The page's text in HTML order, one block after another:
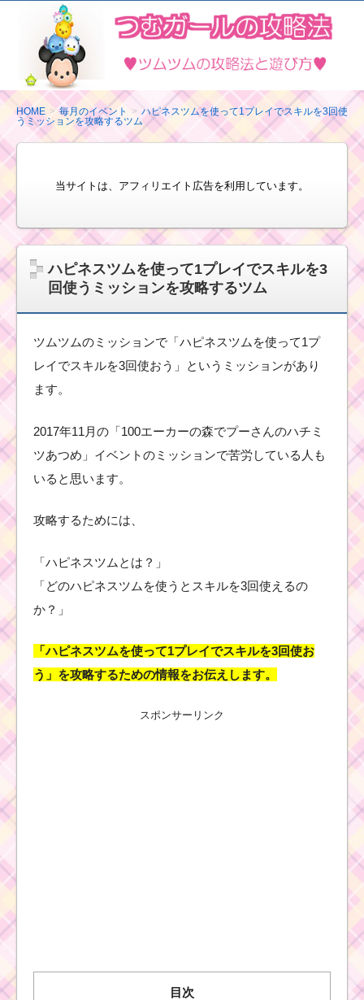
ム
ツ
ム
の
攻
略
び
方
HOME 毎月のイベント
ハピネスツムを使って1プレイでスキルを3回使
うミッションを攻略するツム
当サイトは、アフィリエイト広告を利用しています。
ハピネスツムを使って1プレイでスキルを3
回使うミッションを攻略するツム
ツムツムのミッションで「ハピネスツムを使って1プ
レイでスキルを3回使おう」というミッションがあり
ます。
2017年11月の「100エーカーの森でプーさんのハチミ
ツあつめ」イベントのミッションで苦労している人も
いると思います。
攻略するためには、
「ハピネスツムとは？」
「どのハピネスツムを使うとスキルを3回使えるの
か？」
「ハピネスツムを使って1プレイでスキルを3回使お
う」を攻略するための情報をお伝えします。
スポンサーリンク
目次